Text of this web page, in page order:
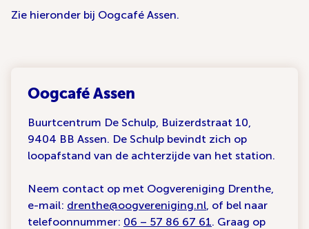
Zie hieronder bij Oogcafé Assen.
Oogcafé Assen
Buurtcentrum De Schulp, Buizerdstraat 10,
9404 BB Assen. De Schulp bevindt zich op
loopafstand van de achterzijde van het station.
Neem contact op met Oogvereniging Drenthe,
e-mail: drenthe@oogvereniging.nl, of bel naar
telefoonnummer: 06 – 57 86 67 61. Graag op